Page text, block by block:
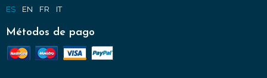
ES EN FR IT
Métodos de pago